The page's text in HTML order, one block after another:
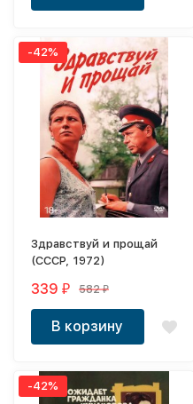
-42%
Здравствуй и прощай
(СССР, 1972)
339₽ 582₽
В корзину
-42%